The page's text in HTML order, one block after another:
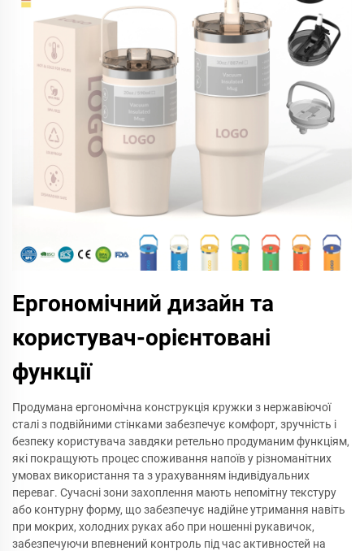
Ергономічний дизайн та
користувач-орієнтовані
функції
Продумана ергономічна конструкція кружки з нержавіючої
сталі з подвійними стінками забезпечує комфорт, зручність і
безпеку користувача завдяки ретельно продуманим функціям,
які покращують процес споживання напоїв у різноманітних
умовах використання та з урахуванням індивідуальних
переваг. Сучасні зони захоплення мають непомітну текстуру
або контурну форму, що забезпечує надійне утримання навіть
при мокрих, холодних руках або при ношенні рукавичок,
забезпечуючи впевнений контроль під час активностей на